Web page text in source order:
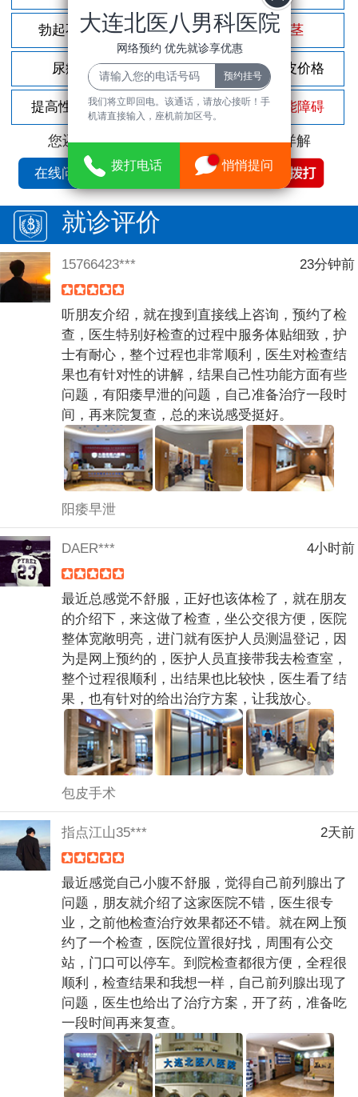
勃起不坚 尿频尿急 包茎
尿痛 前列腺炎 割包皮价格
提高性功能 龟头敏感 性功能障碍
您还可以拨打免费咨询电话立即为您详解
在线问诊
就诊评价
15766423*** 23分钟前
听朋友介绍，就在搜到直接线上咨询，预约了检
查，医生特别好检查的过程中服务体贴细致，护
士有耐心，整个过程也非常顺利，医生对检查结
果也有针对性的讲解，结果自己性功能方面有些
问题，有阳痿早泄的问题，自己准备治疗一段时
间，再来院复查，总的来说感受挺好。
阳痿早泄
DAER*** 4小时前
最近总感觉不舒服，正好也该体检了，就在朋友
的介绍下，来这做了检查，坐公交很方便，医院
整体宽敞明亮，进门就有医护人员测温登记，因
为是网上预约的，医护人员直接带我去检查室，
整个过程很顺利，出结果也比较快，医生看了结
果，也有针对的给出治疗方案，让我放心。
包皮手术
指点江山35*** 2天前
最近感觉自己小腹不舒服，觉得自己前列腺出了
问题，朋友就介绍了这家医院不错，医生很专
业，之前他检查治疗效果都还不错。就在网上预
约了一个检查，医院位置很好找，周围有公交
站，门口可以停车。到院检查都很方便，全程很
顺利，检查结果和我想一样，自己前列腺出现了
问题，医生也给出了治疗方案，开了药，准备吃
一段时间再来复查。
大连北医八男科医院
网络预约 优先就诊享优惠
我们将立即回电。该通话，请放心接听！手
机请直接输入，座机前加区号。
拨打电话 悄悄提问